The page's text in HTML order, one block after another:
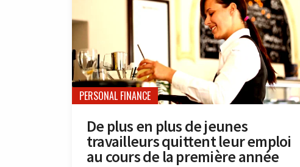
PERSONAL FINANCE
De plus en plus de jeunes
travailleurs quittent leur emploi
au cours de la première année